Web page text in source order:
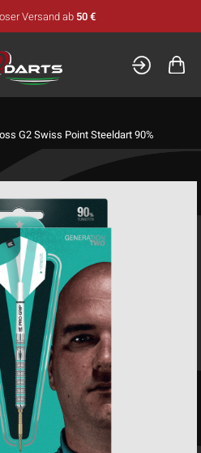
Versand ab 50 €
G2 Swiss Point Steeldart 90%